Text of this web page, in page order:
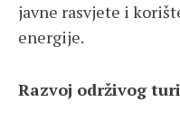
javne rasvjete i
energije.
Razvoj održivog